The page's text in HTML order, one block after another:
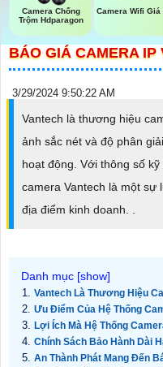
Camera Chống
Trộm Hdparagon
Camera Wifi Giá
BÁO GIÁ CAMERA IP
3/29/2024 9:50:22 AM
Vantech là thương hiệu
ảnh sắc nét và độ phân
hoạt động. Với thông số
camera Vantech là một sự
địa điểm kinh doanh. .
Vantech Là Thương Hiệu
Ưu Điểm Của Hệ Thống
Lợi Ích Mà Hệ Thống
Chính Sách Bảo Hành Dài
An Thành Phát Mang Đến